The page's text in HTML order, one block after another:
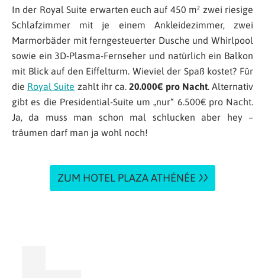
In der Royal Suite erwarten euch auf 450 m² zwei riesige
Schlafzimmer mit je einem Ankleidezimmer, zwei
Marmorbäder mit ferngesteuerter Dusche und Whirlpool
sowie ein 3D-Plasma-Fernseher und natürlich ein Balkon
mit Blick auf den Eiffelturm. Wieviel der Spaß kostet? Für
die Royal Suite zahlt ihr ca.20.000€ pro Nacht. Alternativ
gibt es die Presidential-Suite um „nur“ 6.500€ pro Nacht.
Ja, da muss man schon mal schlucken aber hey –
träumen darf man ja wohl noch!
ZUM HOTEL PLAZA ATHÉNÉE